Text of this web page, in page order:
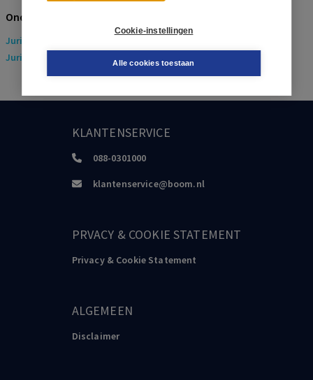
Cookie-instellingen
Alle cookies toestaan
Onderwerpen
Juridisch
Juridisch
> Sociaal Zekerheidsrecht
KLANTENSERVICE
088-0301000
klantenservice@boom.nl
PRVACY & COOKIE STATEMENT
Privacy & Cookie Statement
ALGEMEEN
Disclaimer